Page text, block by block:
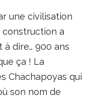
une civilisation
construction a
à dire… 900 ans
ça ! La
Chachapoyas qui
son nom de